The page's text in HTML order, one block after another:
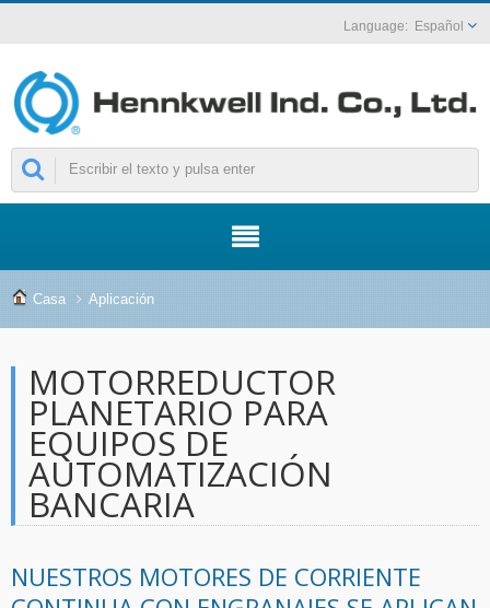
Español
Casa Aplicación
MOTORREDUCTOR
PLANETARIO PARA
EQUIPOS DE
AUTOMATIZACIÓN
BANCARIA
NUESTROS MOTORES DE CORRIENTE